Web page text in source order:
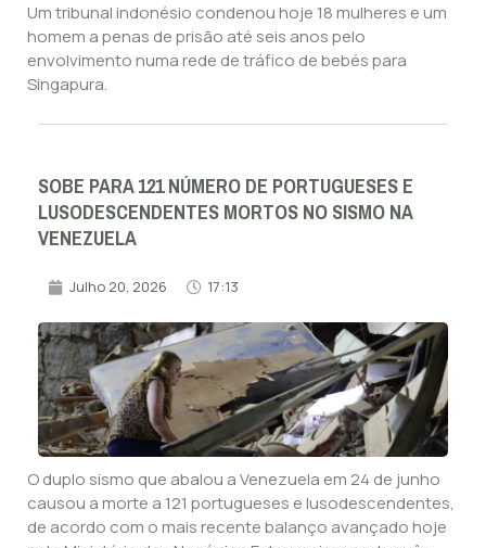
Um tribunal indonésio condenou hoje 18 mulheres e um
homem a penas de prisão até seis anos pelo
envolvimento numa rede de tráfico de bebés para
Singapura.
SOBE PARA 121 NÚMERO DE PORTUGUESES E
LUSODESCENDENTES MORTOS NO SISMO NA
VENEZUELA
Julho 20, 2026 17:13
O duplo sismo que abalou a Venezuela em 24 de junho
causou a morte a 121 portugueses e lusodescendentes,
de acordo com o mais recente balanço avançado hoje